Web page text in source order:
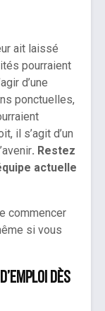
ait laissé
pourraient
d’une
ponctuelles,
il s’agit d’un
. Restez
actuelle
commencer
si vous
dès